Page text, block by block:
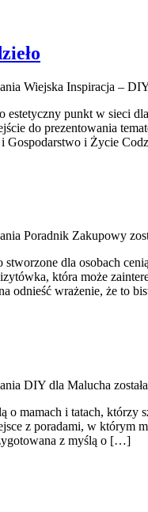
Wiejska Inspiracja –
punkt w sieci
do prezentowania
Gospodarstwo i Życie
Poradnik Zakupowy
stworzone dla osobach
która może
odnieść wrażenie, że to
DIY dla Malucha
o mamach i tatach,
z poradami, w
z myślą o […]